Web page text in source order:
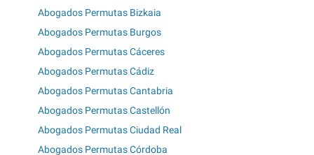
Abogados Permutas Bizkaia
Abogados Permutas Burgos
Abogados Permutas Cáceres
Abogados Permutas Cádiz
Abogados Permutas Cantabria
Abogados Permutas Castellón
Abogados Permutas Ciudad Real
Abogados Permutas Córdoba